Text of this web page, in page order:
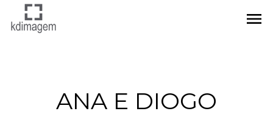
menu
ANA E DIOGO